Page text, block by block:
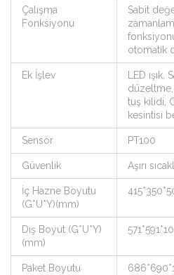
Çalışma
Fonksiyonu
Sabit
otomatik
Ek İşlev
LED ışık,
tuş kilidi,
kesintisi
Sensör PT100
Güvenlik Aşırı
İç Hazne Boyutu
(G*U*Y)(mm)
Dış Boyut (G*U*Y)
(mm)
Paket Boyutu